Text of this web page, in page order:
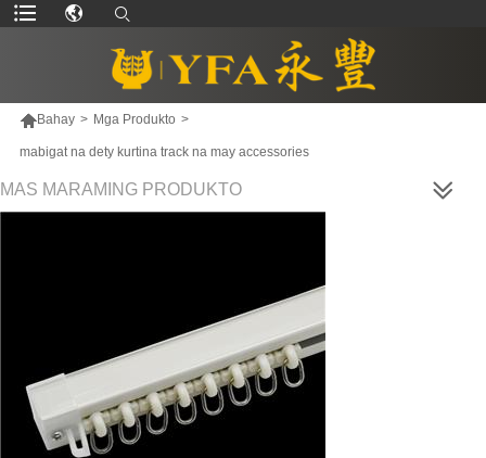
Bahay > Mga Produkto >
mabigat na dety kurtina track na may accessories
MAS MARAMING PRODUKTO